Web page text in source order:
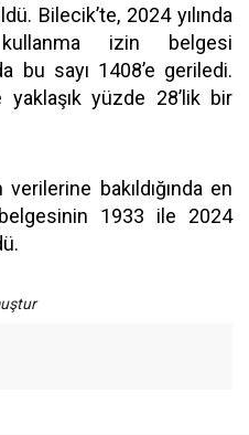
Bilecik’te, 2024 yılında
izin belgesi
bu sayı 1408’e geriledi.
yüzde 28’lik bir
bakıldığında en
1933 ile 2024